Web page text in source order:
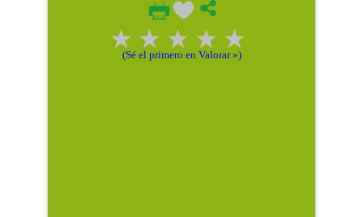
(Sé el primero en Valorar »)